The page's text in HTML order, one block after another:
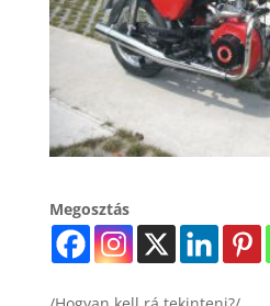
Megosztás